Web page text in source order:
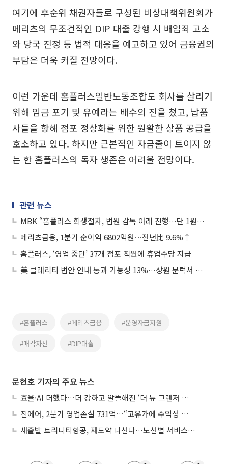
여기에 후순위 채권자들로 구성된 비상대책위원회가
메리츠의 무조건적인 DIP 대출 강행 시 배임죄 고소
와 당국 진정 등 법적 대응을 예고하고 있어 금융권의
부담은 더욱 커질 전망이다.
이런 가운데 홈플러스일반노동조합도 회사를 살리기
위해 임금 포기 및 유예라는 배수의 진을 쳤고, 납품
사들을 향해 점포 정상화를 위한 원활한 상품 공급을
호소하고 있다. 하지만 근본적인 자금줄이 트이지 않
는 한 홈플러스의 독자 생존은 어려울 전망이다.
관련 뉴스
MBK “홈플러스 회생절차, 법원 감독 아래 진행…단 1원도 회수 없어”
메리츠금융, 1분기 순이익 6802억원⋯전년比 9.6%↑
홈플러스, ‘영업 중단’ 37개 점포 직원에 휴업수당 지급
美 클래리티 법안 연내 통과 가능성 13%…상원 문턱서 제동
#홈플러스 #메리츠금융 #운영자금지원
#매각자산 #DIP대출
문현호 기자의 주요 뉴스
효율·AI 더했다…더 강하고 알뜰해진 ‘더 뉴 그랜저 하이브리드’
진에어, 2분기 영업손실 731억…“고유가에 수익성 악화”
새출발 트리니티항공, 재도약 나선다…노선별 서비스 차별화